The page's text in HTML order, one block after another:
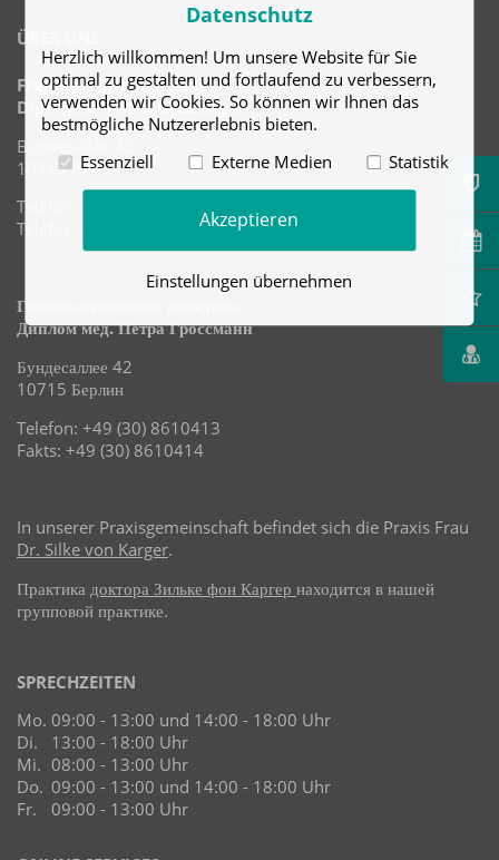
ÜBER UNS
Frauenärztliche Praxis
Dipl.-Med. Petra Großmann
Bundesallee 42
10715 Berlin
Telefon: +49 (30) 8610413
Telefax: +49 (30) 8610414
Гинекологическая практика
Диплом мед. Петра Гроссманн
Бундесаллее 42
10715 Берлин
Telefon: +49 (30) 8610413
Fakts: +49 (30) 8610414
In unserer Praxisgemeinschaft befindet sich die Praxis Frau
Dr. Silke von Karger.
Практика доктора Зильке фон Каргер находится в нашей
групповой практике.
SPRECHZEITEN
Mo. 09:00 - 13:00 und 14:00 - 18:00 Uhr
Di.
13:00 - 18:00 Uhr
Mi. 08:00 - 13:00 Uhr
Do. 09:00 - 13:00 und 14:00 - 18:00 Uhr
Fr.
09:00 - 13:00 Uhr
Datenschutz
Herzlich willkommen! Um unsere Website für Sie
optimal zu gestalten und fortlaufend zu verbessern,
verwenden wir Cookies. So können wir Ihnen das
bestmögliche Nutzererlebnis bieten.
Essenziell
Externe Medien Statistik
Akzeptieren
Einstellungen übernehmen